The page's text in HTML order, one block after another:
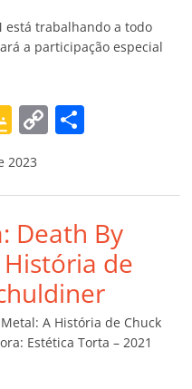
está trabalhando a todo
a participação especial
G
o
o
gl
e
Cl
a
ss
ro
C
y
Li
n
k
p
ar
til
h
ar
2023
Death By
de
A História de Chuck
Estética Torta – 2021